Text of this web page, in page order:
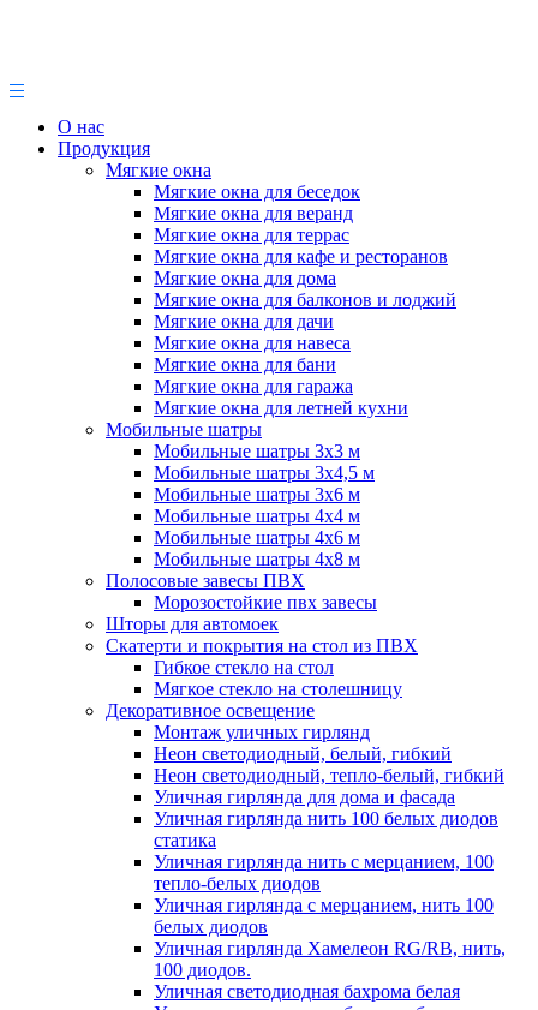
О нас
Продукция
Мягкие окна
Мягкие окна для беседок
Мягкие окна для веранд
Мягкие окна для террас
Мягкие окна для кафе и ресторанов
Мягкие окна для дома
Мягкие окна для балконов и лоджий
Мягкие окна для дачи
Мягкие окна для навеса
Мягкие окна для бани
Мягкие окна для гаража
Мягкие окна для летней кухни
Мобильные шатры
Мобильные шатры 3х3 м
Мобильные шатры 3х4,5 м
Мобильные шатры 3х6 м
Мобильные шатры 4х4 м
Мобильные шатры 4х6 м
Мобильные шатры 4х8 м
Полосовые завесы ПВХ
Морозостойкие пвх завесы
Шторы для автомоек
Скатерти и покрытия на стол из ПВХ
Гибкое стекло на стол
Мягкое стекло на столешницу
Декоративное освещение
Монтаж уличных гирлянд
Неон светодиодный, белый, гибкий
Неон светодиодный, тепло-белый, гибкий
Уличная гирлянда для дома и фасада
Уличная гирлянда нить 100 белых диодов
статика
Уличная гирлянда нить с мерцанием, 100
тепло-белых диодов
Уличная гирлянда с мерцанием, нить 100
белых диодов
Уличная гирлянда Хамелеон RG/RB, нить,
100 диодов.
Уличная светодиодная бахрома белая